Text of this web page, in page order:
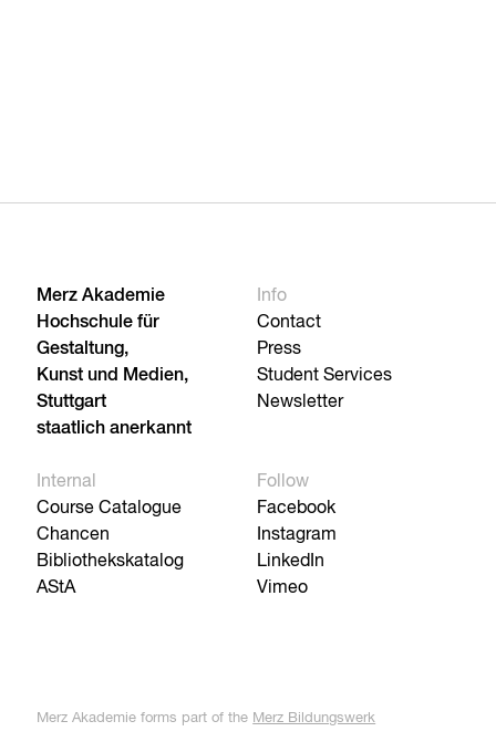
Merz Akademie
Hochschule für
Gestaltung,
Kunst und Medien,
Stuttgart
staatlich anerkannt
Info
Contact
Press
Student Services
Newsletter
Internal
Course Catalogue
Chancen
Bibliothekskatalog
AStA
Follow
Facebook
Instagram
LinkedIn
Vimeo
Merz Akademie forms part of the Merz Bildungswerk